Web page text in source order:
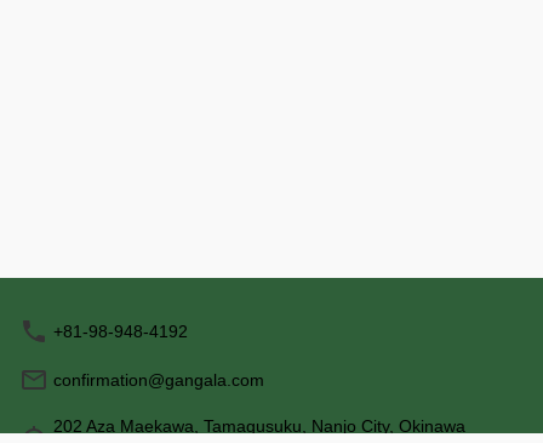
かねます。 ※音声ガ
します。 事前に
合がございます。
+81-98-948-4192
confirmation@gangala.com
202 Aza Maekawa, Tamagusuku, Nanjo City, Okinawa